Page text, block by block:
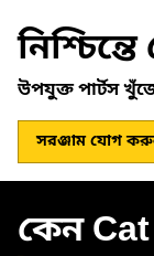
উপযুক্ত পার্টস
সরঞ্জাম যোগ
কেন Cat